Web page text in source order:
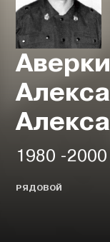
1980 -2000
РЯДОВОЙ